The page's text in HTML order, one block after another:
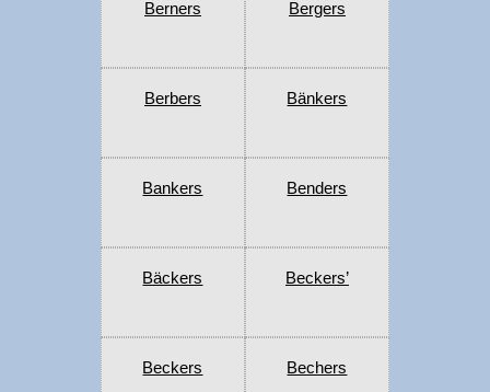
Berners Bergers
Berbers Bänkers
Bankers Benders
Bäckers Beckers’
Beckers Bechers